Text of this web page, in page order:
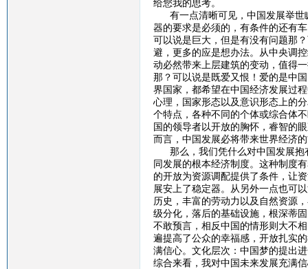
给您我的思考。
有一点清晰可见，中国发展举世
器的要求是必须的，有条件的还有
可以说是巨大，但是有没有问题那
避，更多的应是想办法。从中央调
动必然带来上层建筑的变动，值得
那？可以说是既爱又恨！爱的是中
界国家，都希望在中国经济发展过
心理，国家形态以及意识形态上的
个特点，各种不同的个体或综合体
国的领导者以开放的胸怀，睿智的
而言，中国发展必将带来世界经济
那么，我们凭什么对中国发展抱
同发展的根本经济制度。这种制度
的开放为资源调配提供了条件，让
展安上了稳定器。从另外一点也可
历史，丰富的劳动力以及自然资源
级分化，落后的基础设施，根深蒂
不敢预言，相反中国的情形则大不
遍提高了公众的幸福感，开放扎实
满信心。文化层次：中国梦的提出
综合来看，我对中国未来发展充满